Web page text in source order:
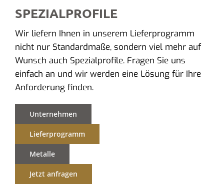
SPEZIALPROFILE
Wir liefern Ihnen in unserem Lieferprogramm
nicht nur Standardmaße, sondern viel mehr auf
Wunsch auch Spezialprofile. Fragen Sie uns
einfach an und wir werden eine Lösung für Ihre
Anforderung finden.
Unternehmen
Lieferprogramm
Metalle
Jetzt anfragen